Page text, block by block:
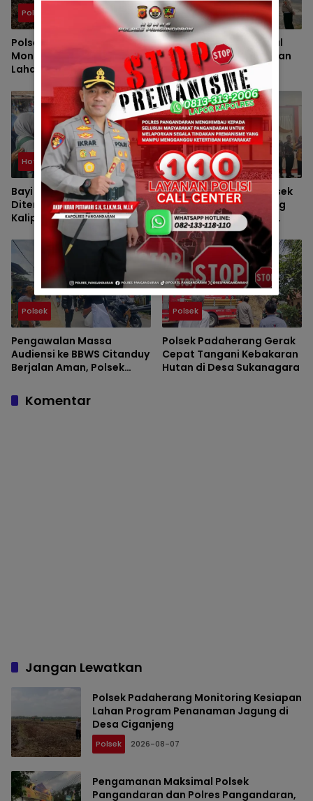
Polsek
Polsek Padaherang
Monitoring Kesiapan
Lahan Program
Penanaman Jagung di
Desa Ciganjeng
Berita
Pengamanan Maksimal
Polsek Pangandaran dan
Polres Pangandaran,
Nobar Final Piala Presiden
Berlangsung Aman
Hot News
Bayi Perempuan
Ditemukan di Terminal
Kalipucang, Polisi Telusuri
Keberadaan Orang Tua
Polsek
Bhabinkamtibmas Polsek
Padaherang Monitoring
Pelantikan Perangkat
Desa Karangmulya
Polsek
Pengawalan Massa
Audiensi ke BBWS Citanduy
Berjalan Aman, Polsek
Kegiatan Berlangsung
Kondusif
Polsek
Polsek Padaherang Gerak
Cepat Tangani Kebakaran
Hutan di Desa Sukanagara
Komentar
Jangan Lewatkan
Polsek Padaherang Monitoring Kesiapan
Lahan Program Penanaman Jagung di
Desa Ciganjeng
Polsek 2026-08-07
Pengamanan Maksimal Polsek
Pangandaran dan Polres Pangandaran,